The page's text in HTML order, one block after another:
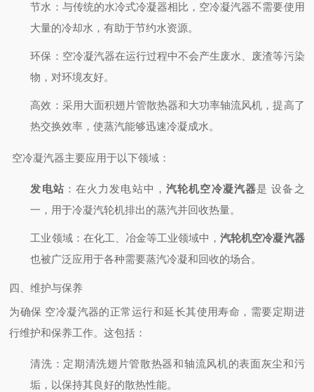
节水 ：与传统的水冷式冷凝器相比，空冷凝汽器不需要使用
大量的冷却水，有助于节约水资源。
环保 ：空冷凝汽器在运行过程中不会产生废水、废渣等污染
物，对环境友好。
高效 ：采用大面积翅片管散热器和大功率轴流风机，提高了
热交换效率，使蒸汽能够迅速冷凝成水。
空冷凝汽器主要应用于以下领域：
发电站：在火力发电站中， 汽轮机空冷凝汽器是 设备之
一，用于冷凝汽轮机排出的蒸汽并回收热量。
工业领域：在化工、冶金等工业领域中，汽轮机空冷凝汽器
也被广泛应用于各种需要蒸汽冷凝和回收的场合。
四、维护与保养
为确保 空冷凝汽器的正常运行和延长其使用寿命，需要定期进
行维护和保养工作。这包括：
清洗 ：定期清洗翅片管散热器和轴流风机的表面灰尘和污
垢，以保持其良好的散热性能。